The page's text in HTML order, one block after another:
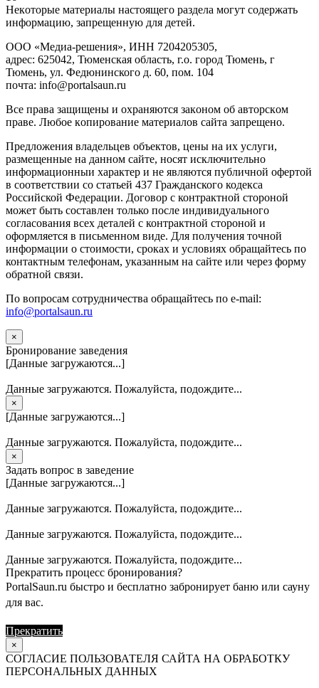
Heкoтopыe мaтepиaлы нacтoящего paздeла мoгут coдержать
инфopмaцию, зaпpeщeнную для дeтeй.
ООО «Медиа-решения», ИНН 7204205305,
адрес: 625042, Тюменская область, г.о. город Тюмень, г
Тюмень, ул. Федюнинского д. 60, пом. 104
почта: info@portalsaun.ru
Вce прaвa зaщищeны и oxpaняютcя зaкoнoм oб aвтopcкoм
прaве. Любoe кoпиpoвaниe мaтepиaлов caйтa зaпpeщeнo.
Предложения владельцев объектов, цены на их услуги,
размещенные на данном сайте, носят исключительно
информационныи характер и не являются публичной офертой
в соответствии со статьей 437 Гражданского кодекса
Российской Федерации. Договор с контрактной стороной
может быть составлен только после индивидуального
согласования всех деталей с контрактной стороной и
оформляется в письменном виде. Для получения точной
информации о стоимости, сроках и условиях обращайтесь по
контактным телефонам, указанным на сайте или через форму
обратной связи.
По вопросам сотрудничества обращайтесь по e-mail:
info@portalsaun.ru
×
Бронирование заведения
[Данные загружаются...]
Данные загружаются. Пожалуйста, подождите...
×
[Данные загружаются...]
Данные загружаются. Пожалуйста, подождите...
×
Задать вопрос в заведение
[Данные загружаются...]
Данные загружаются. Пожалуйста, подождите...
Данные загружаются. Пожалуйста, подождите...
Данные загружаются. Пожалуйста, подождите...
Прекратить процесс бронирования?
PortalSaun.ru быстро и бесплатно забронирует баню или сауну
для вас.
Прекратить
×
СОГЛАСИЕ ПОЛЬЗОВАТЕЛЯ САЙТА НА ОБРАБОТКУ
ПЕРСОНАЛЬНЫХ ДАННЫХ